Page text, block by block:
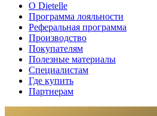
О Dietelle
Программа лояльности
Реферальная программа
Производство
Покупателям
Полезные материалы
Специалистам
Где купить
Партнерам